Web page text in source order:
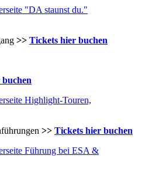
>> Tickets hier buchen
>> Tickets hier buchen